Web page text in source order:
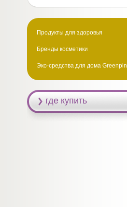
Продукты для здоровья
Бренды косметики
Эко-средства для дома Greenpin
где купить